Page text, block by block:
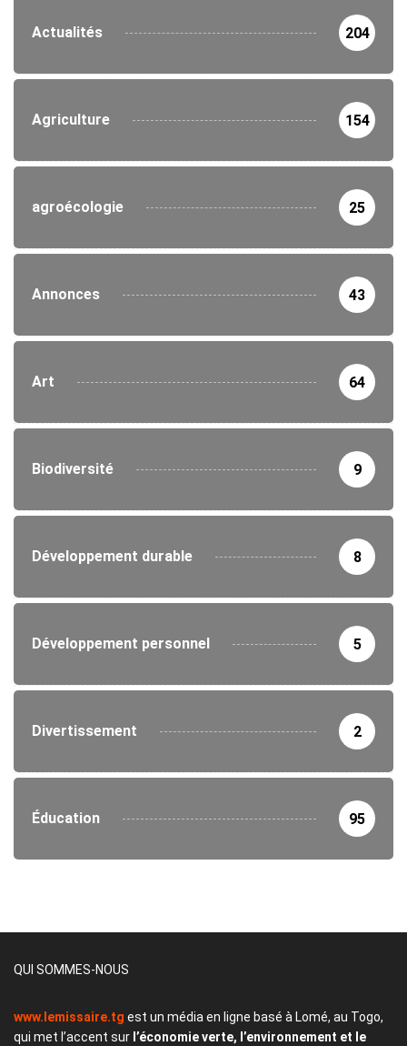
Actualités 204
Agriculture 154
agroécologie 25
Annonces 43
Art 64
Biodiversité 9
Développement durable 8
Développement personnel 5
Divertissement 2
Éducation 95
QUI SOMMES-NOUS
www.lemissaire.tg est un média en ligne basé à Lomé, au Togo,
qui met l’accent sur l’économie verte, l’environnement et le